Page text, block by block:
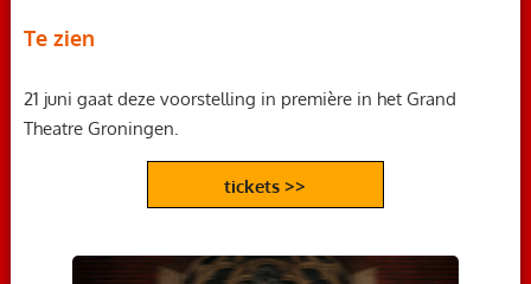
Te zien
21 juni gaat deze voorstelling in première in het Grand
Theatre Groningen.
tickets >>